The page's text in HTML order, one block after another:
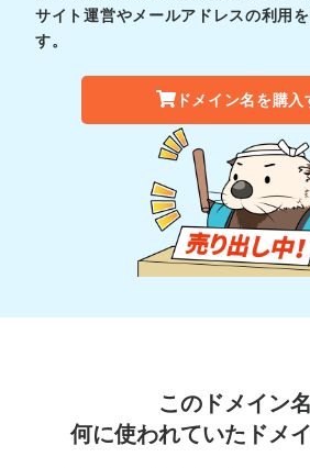
サイト運営やメールアドレスの利用
す。
ドメイン名を購入
このドメイン
何に使われていたドメ